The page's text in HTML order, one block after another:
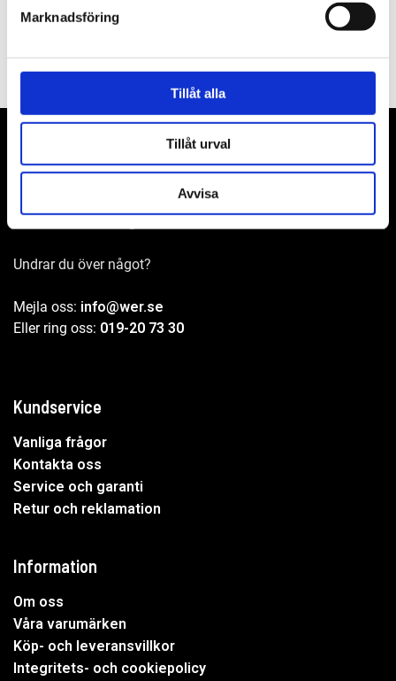
Marknadsföring
Tillåt alla
Tillåt urval
Avvisa
Undrar du över något?
Mejla oss: info@wer.se
Eller ring oss: 019-20 73 30
Kundservice
Vanliga frågor
Kontakta oss
Service och garanti
Retur och reklamation
Information
Om oss
Våra varumärken
Köp- och leveransvillkor
Integritets- och cookiepolicy